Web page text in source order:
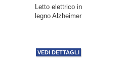
Letto elettrico in
legno Alzheimer
VEDI DETTAGLI